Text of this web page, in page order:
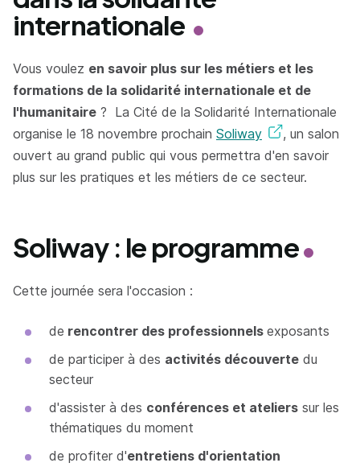
internationale
Vous voulez en savoir plus sur les métiers et les
formations de la solidarité internationale et de
l'humanitaire ? La Cité de la Solidarité Internationale
organise le 18 novembre prochain Soliway
, un salon
ouvert au grand public qui vous permettra d'en savoir
plus sur les pratiques et les métiers de ce secteur.
Soliway : le programme
Cette journée sera l'occasion :
de rencontrer des professionnels exposants
de participer à des activités découverte du
secteur
d'assister à des conférences et ateliers sur les
thématiques du moment
de profiter d'entretiens d'orientation